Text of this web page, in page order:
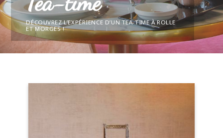
DÉCOUVREZ L’EXPÉRIENCE D’UN TEA-TIME À ROLLE
ET MORGES !